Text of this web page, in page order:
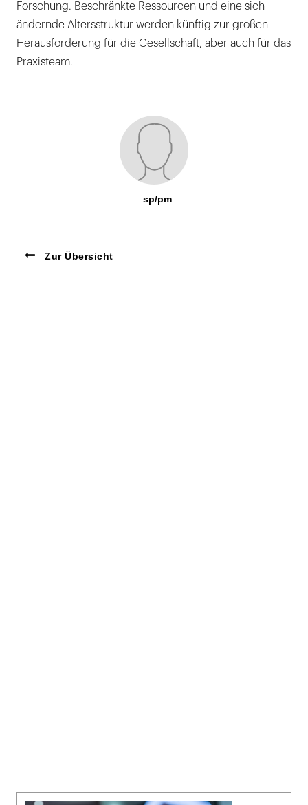
Forschung. Beschränkte Ressourcen und eine sich
ändernde Altersstruktur werden künftig zur großen
Herausforderung für die Gesellschaft, aber auch für das
Praxisteam.
sp/pm
Zur Übersicht